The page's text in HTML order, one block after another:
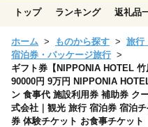
トップ ランキング 返礼品
ホーム ものから探す
旅行
宿泊券・パッケージ旅行
ギフト券【NIPPONIA HOTEL 竹
90000円 9万円 NIPPONIA
ン 食事代 施設利用券 補助券 ク
式会社｜観光 旅行 宿泊券 宿泊
券 体験チケット お食事チケット